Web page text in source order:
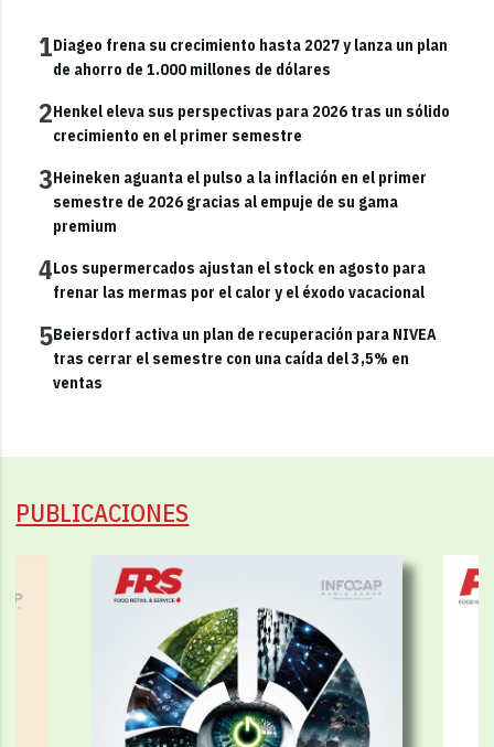
1Diageo frena su crecimiento hasta 2027 y lanza un plan
de ahorro de 1.000 millones de dólares
2Henkel eleva sus perspectivas para 2026 tras un sólido
crecimiento en el primer semestre
3Heineken aguanta el pulso a la inflación en el primer
semestre de 2026 gracias al empuje de su gama
premium
4Los supermercados ajustan el stock en agosto para
frenar las mermas por el calor y el éxodo vacacional
5Beiersdorf activa un plan de recuperación para NIVEA
tras cerrar el semestre con una caída del 3,5% en
ventas
PUBLICACIONES